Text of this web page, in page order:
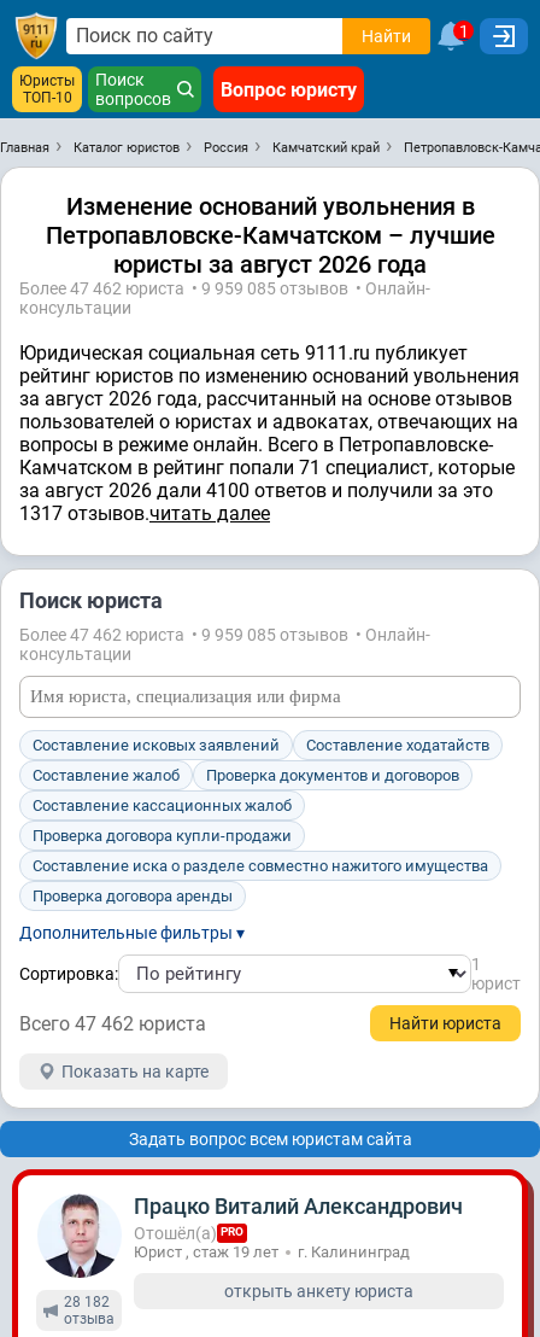
Найти 1
Юристы
ТОП-10
Поиск
вопросов
Вопрос юристу
Главная Каталог юристов Россия Камчатский край Петропавловск-
Изменение оснований увольнения в
Петропавловске-Камчатском – лучшие
юристы за август 2026 года
Более 47 462 юристa • 9 959 085 отзывов • Онлайн-
консультации
Юридическая социальная сеть 9111.ru публикует
рейтинг юристов по изменению оснований увольнения
за август 2026 года, рассчитанный на основе отзывов
пользователей о юристах и адвокатах, отвечающих на
вопросы в режиме онлайн. Всего в Петропавловске-
Камчатском в рейтинг попали 71 специалист, которые
за август 2026 дали 4100 ответов и получили за это
1317 отзывов.читать далее
Поиск юриста
Более 47 462 юристa • 9 959 085 отзывов • Онлайн-
консультации
Составление исковых заявлений
Составление ходатайств
Составление жалоб
Проверка документов и договоров
Составление кассационных жалоб
Проверка договора купли-продажи
Составление иска о разделе совместно нажитого имущества
Проверка договора аренды
Дополнительные фильтры ▾
Сортировка:
1
юрист
Всего 47 462 юристa
Показать на карте
Задать вопрос всем юристам сайта
28 182
отзывa
Працко Виталий Александрович
Отошёл(а) PRO
Юрист , стаж 19 лет г. Калининград
открыть анкету юриста